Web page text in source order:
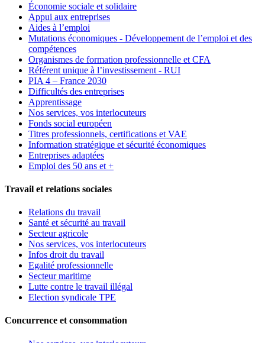
Économie sociale et solidaire
Appui aux entreprises
Aides à l’emploi
Mutations économiques - Développement de l’emploi et des
compétences
Organismes de formation professionnelle et CFA
Référent unique à l’investissement - RUI
PIA 4 – France 2030
Difficultés des entreprises
Apprentissage
Nos services, vos interlocuteurs
Fonds social européen
Titres professionnels, certifications et VAE
Information stratégique et sécurité économiques
Entreprises adaptées
Emploi des 50 ans et +
Travail et relations sociales
Relations du travail
Santé et sécurité au travail
Secteur agricole
Nos services, vos interlocuteurs
Infos droit du travail
Egalité professionnelle
Secteur maritime
Lutte contre le travail illégal
Election syndicale TPE
Concurrence et consommation